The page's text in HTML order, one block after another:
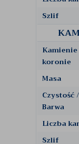
Szlif
koronie
Masa
Czystość /
Barwa
Liczba
Szlif